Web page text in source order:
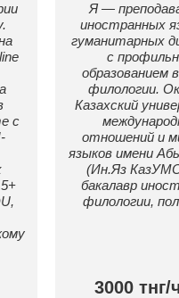
с
Я —
иностранных
гуманитарных
с
образованием
филологии.
Казахский
отношений и
языков имени
(Ин.Яз
бакалавр
филологии,
3000 тнг/